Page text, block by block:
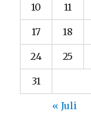
10 11
17 18
24 25
31
« Juli